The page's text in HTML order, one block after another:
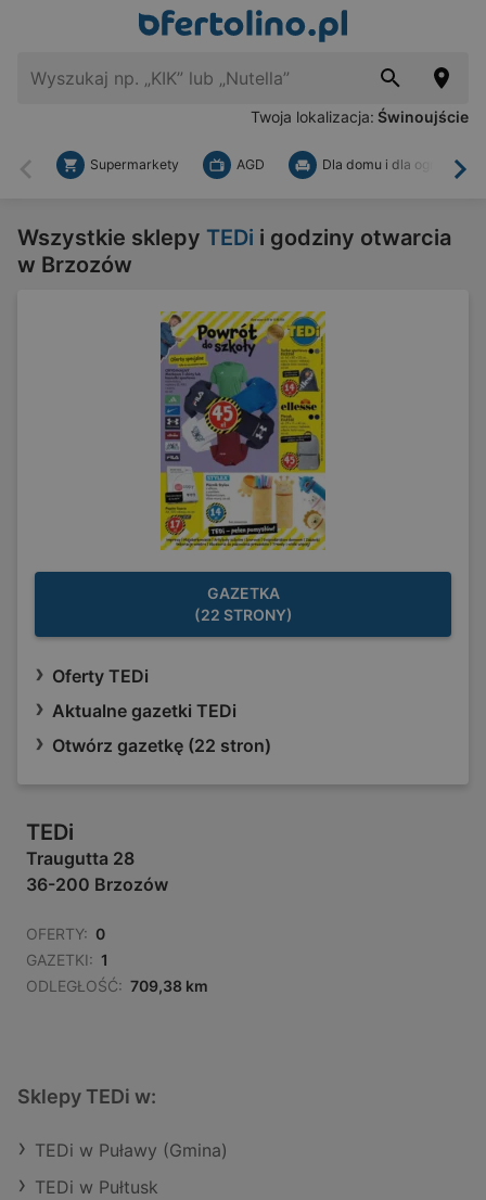
Twoja lokalizacja: Świnoujście
Wstecz
Supermarkety AGD Dla domu i dla ogrodu
Wszystkie sklepy TEDi i godziny otwarcia
w Brzozów
GAZETKA
(22 STRONY)
Oferty TEDi
Aktualne gazetki TEDi
Otwórz gazetkę (22 stron)
TEDi
Traugutta 28
36-200 Brzozów
OFERTY: 0
GAZETKI: 1
ODLEGŁOŚĆ: 709,38 km
Sklepy TEDi w:
TEDi w Puławy (Gmina)
TEDi w Pułtusk